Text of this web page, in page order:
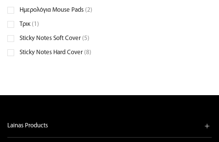
Ημερολόγια Mouse Pads (2)
Τρικ (1)
Sticky Notes Soft Cover (5)
Sticky Notes Hard Cover (8)
Lainas Products